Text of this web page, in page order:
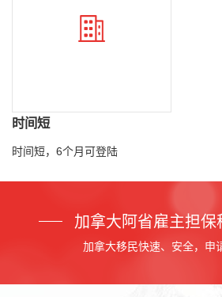
时间短
时间短，6个月可登陆
加拿大阿省雇主担保
加拿大移民快速、安全，申